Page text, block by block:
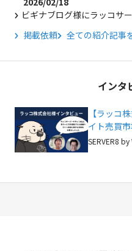
ビギナブログ様にラッコサ
掲載依頼
全ての紹介記事
インタ
【ラッコ
イト売買
SERVER8 by